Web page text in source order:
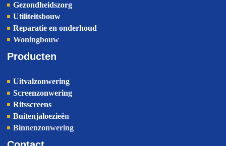
Gezondheidszorg
Utiliteitsbouw
Reparatie en onderhoud
Woningbouw
Producten
Uitvalzonwering
Screenzonwering
Ritsscreens
Buitenjaloezieën
Binnenzonwering